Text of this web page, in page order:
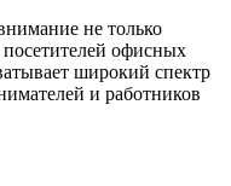
не только
офисных
широкий спектр
и работников